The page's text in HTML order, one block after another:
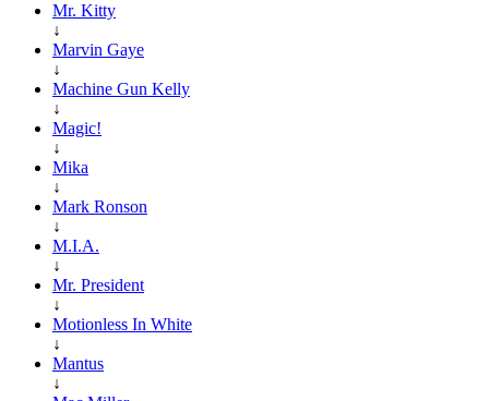
Mr. Kitty
↓
Marvin Gaye
↓
Machine Gun Kelly
↓
Magic!
↓
Mika
↓
Mark Ronson
↓
M.I.A.
↓
Mr. President
↓
Motionless In White
↓
Mantus
↓